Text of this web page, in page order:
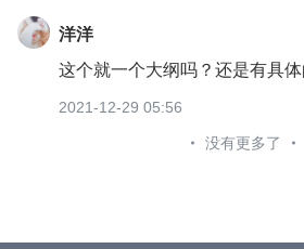
洋洋
这个就一个大纲吗？还是有具体
2021-12-29 05:56
没有更多了